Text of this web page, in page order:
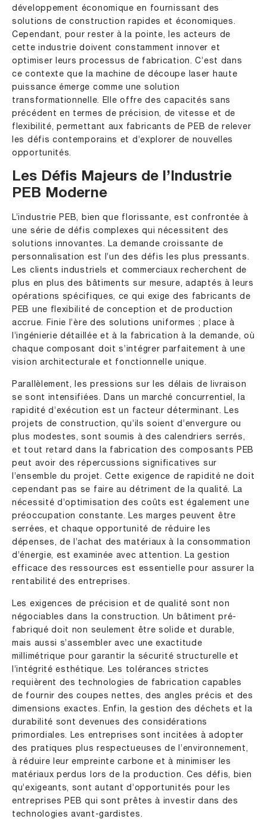
développement économique en fournissant des
solutions de construction rapides et économiques.
Cependant, pour rester à la pointe, les acteurs de
cette industrie doivent constamment innover et
optimiser leurs processus de fabrication. C’est dans
ce contexte que la machine de découpe laser haute
puissance émerge comme une solution
transformationnelle. Elle offre des capacités sans
précédent en termes de précision, de vitesse et de
flexibilité, permettant aux fabricants de PEB de relever
les défis contemporains et d’explorer de nouvelles
opportunités.
Les Défis Majeurs de l’Industrie
PEB Moderne
L’industrie PEB, bien que florissante, est confrontée à
une série de défis complexes qui nécessitent des
solutions innovantes. La demande croissante de
personnalisation est l’un des défis les plus pressants.
Les clients industriels et commerciaux recherchent de
plus en plus des bâtiments sur mesure, adaptés à leurs
opérations spécifiques, ce qui exige des fabricants de
PEB une flexibilité de conception et de production
accrue. Finie l’ère des solutions uniformes ; place à
l’ingénierie détaillée et à la fabrication à la demande, où
chaque composant doit s’intégrer parfaitement à une
vision architecturale et fonctionnelle unique.
Parallèlement, les pressions sur les délais de livraison
se sont intensifiées. Dans un marché concurrentiel, la
rapidité d’exécution est un facteur déterminant. Les
projets de construction, qu’ils soient d’envergure ou
plus modestes, sont soumis à des calendriers serrés,
et tout retard dans la fabrication des composants PEB
peut avoir des répercussions significatives sur
l’ensemble du projet. Cette exigence de rapidité ne doit
cependant pas se faire au détriment de la qualité. La
nécessité d’optimisation des coûts est également une
préoccupation constante. Les marges peuvent être
serrées, et chaque opportunité de réduire les
dépenses, de l’achat des matériaux à la consommation
d’énergie, est examinée avec attention. La gestion
efficace des ressources est essentielle pour assurer la
rentabilité des entreprises.
Les exigences de précision et de qualité sont non
négociables dans la construction. Un bâtiment pré-
fabriqué doit non seulement être solide et durable,
mais aussi s’assembler avec une exactitude
millimétrique pour garantir la sécurité structurelle et
l’intégrité esthétique. Les tolérances strictes
requièrent des technologies de fabrication capables
de fournir des coupes nettes, des angles précis et des
dimensions exactes. Enfin, la gestion des déchets et la
durabilité sont devenues des considérations
primordiales. Les entreprises sont incitées à adopter
des pratiques plus respectueuses de l’environnement,
à réduire leur empreinte carbone et à minimiser les
matériaux perdus lors de la production. Ces défis, bien
qu’exigeants, sont autant d’opportunités pour les
entreprises PEB qui sont prêtes à investir dans des
technologies avant-gardistes.